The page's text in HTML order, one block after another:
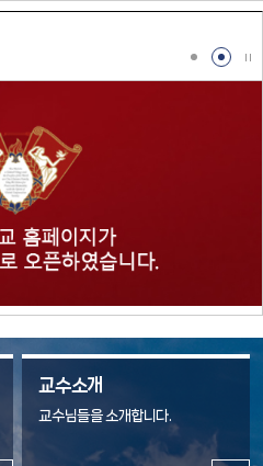
에 갖춘 인재를 배출하고 있습니다. 전
잡았습니다. 로봇과 자율주행, 데이
다. 소프트웨어융합학과는 이러한 시
심 기술을 개발할 수 있는 창의적 인
도할 수 있는 인재, 그리고 인류의 발전
하는 것을 비전으로 삼고 있습니다.
볼 때, 소프트웨어융합학과에서 교육
은 매우 밝고 무한하다고 할 수 있습니
니다. 각 트랙은 소프트웨어 기술과 다
선도할 창의적 인재 양성을 목표로 합
터랙티브 콘텐츠 등 창의적인 문화·
교수소개
교수님들을 소개합니다.